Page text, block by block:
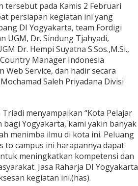
pada Kamis 2 Februari
persiapan kegiatan ini yang
DI Yogyakarta, team Fordigi
UGM, Dr. Sindung Tjahyadi,
Dr. Hempi Suyatna S.Sos.,M.Si.,
Manager Indonesia
Web Service, dan hadir secara
Saleh Priyadana Divisi
menyampaikan “Kota Pelajar
Yogyakarta, kami yakin banyak
menimba ilmu di kota ini. Peluang
to campus ini harapannya dapat
meningkatkan kompetensi dan
Jasa Raharja DI Yogyakarta
kegiatan ini.(has).